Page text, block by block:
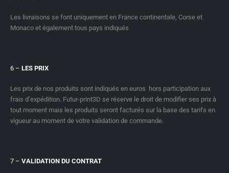
Les livraisons se font uniquement en France continentale, Corse et
Monaco et également tous pays indiqués
6 – LES PRIX
Les prix de nos produits sont indiqués en euros hors participation aux
frais d’expédition. Futur-print3D se réserve le droit de modifier ses prix à
tout moment mais les produits seront facturés sur la base des tarifs en
vigueur au moment de votre validation de commande.
7 – VALIDATION DU CONTRAT